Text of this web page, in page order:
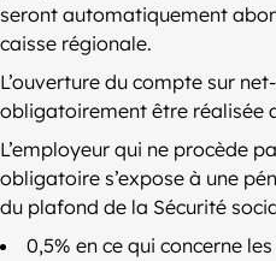
seront automatiquement
caisse régionale.
L’ouverture du compte sur
obligatoirement être réalisée
L’employeur qui ne procède
obligatoire s’expose à une
du plafond de la Sécurité
0,5% en ce qui concerne